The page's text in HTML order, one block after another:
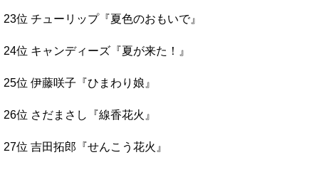
23位 チューリップ『夏色のおもいで』
24位 キャンディーズ『夏が来た！』
25位 伊藤咲子『ひまわり娘』
26位 さだまさし『線香花火』
27位 吉田拓郎『せんこう花火』